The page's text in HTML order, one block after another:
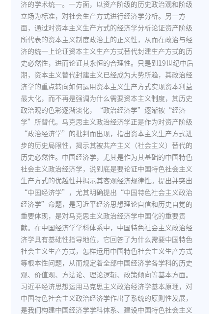
济的学术统一。一方面，以资产阶级的历史政治观和阶级
立场为标准，对社会生产方式进行经济学分析。另一方
面，通过对资本主义生产方式的经济学分析论证资产阶级
所代表的资本主义制度政治上的正义性，从而在政治与经
济的统一上论证资本主义生产方式替代封建生产方式的历
史必然性，进而论证其永恒的合理性。只是到19世纪中后
期，资本主义替代封建主义已经成为大势所趋，其政治经
济学的重点转向如何运用资本主义生产方式实现资本利益
最大化，而不再是强调为什么需要资本主义制度，其历史
政治观的色彩逐渐淡化，“政治经济学”逐渐被“经济
学”所替代。马克思主义政治经济学正是作为对资产阶级
“政治经济学”的批判而出现，指出资本主义生产方式进
步的历史局限性，揭示其被共产主义（社会主义）替代的
历史必然性。中国经济学，尤其是作为其基础的中国特色
社会主义政治经济学，说到底是要论证中国特色社会主义
生产方式的优越性并揭示其客观经济规律性。提出并突出
“中国经济学”，尤其明确提出“中国特色社会主义政治
经济学”命题，是习近平经济思想理论自信和历史自觉的
重要体现，是对马克思主义政治经济学中国化的重要贡
献。在中国经济学学科体系中，中国特色社会主义政治经
济学具有基础性指导地位，它回答了为什么需要中国特色
社会主义生产方式，怎样运用中国特色社会主义生产方式
等根本性问题，从而规定着全部中国经济学各学科的历史
观、价值观、方法论、理论逻辑、政策倾向等基本方面。
习近平经济思想运用马克思主义政治经济学基本原理，对
中国特色社会主义政治经济学作出了系统的原则性发展，
是我们构建中国经济学学科体系、建设中国特色社会主义